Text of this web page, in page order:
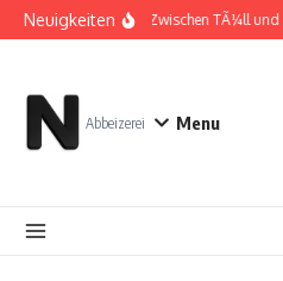
Zum Inhalt springen
Neuigkeiten Zwischen TÃ¼ll und
Abbeizerei Menu